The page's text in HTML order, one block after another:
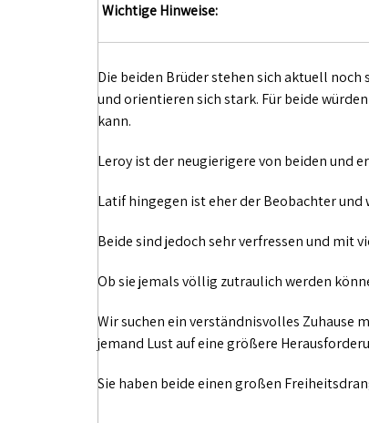
Wichtige Hinweise:
Die beiden Brüder stehen sich aktuell noch
und orientieren sich stark. Für beide
kann.
Leroy ist der neugierigere von beiden und
Latif hingegen ist eher der Beobachter und
Beide sind jedoch sehr verfressen und mit
Ob sie jemals völlig zutraulich werden
Wir suchen ein verständnisvolles Zuhause
jemand Lust auf eine größere
Sie haben beide einen großen